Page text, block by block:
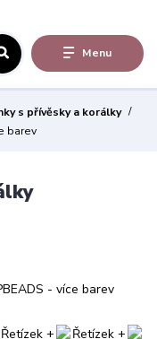
Menu
s přívěsky a korálky
barev